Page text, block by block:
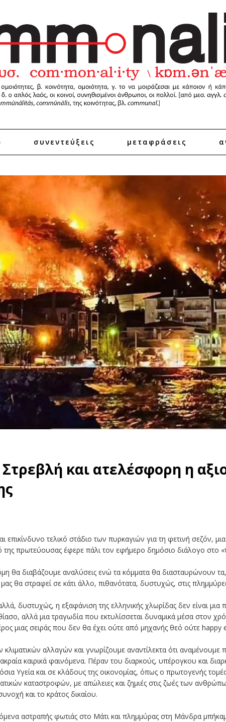
συνεντεύξεις μεταφράσεις
και ατελέσφορη η
τελικό στάδιο των πυρκαγιών για τη φετινή σεζόν,
πρωτεύουσας έφερε πάλι τον εφήμερο δημόσιο διάλογο στο
θα διαβάζουμε αναλύσεις ενώ τα κόμματα θα διασταυρώνουν
θα στραφεί σε κάτι άλλο, πιθανότατα, δυστυχώς, στις
δυστυχώς, η εξαφάνιση της ελληνικής χλωρίδας δεν είναι
αλλά μια τραγωδία που εκτυλίσσεται δυναμικά μέσα στον
μιας σειράς που δεν θα έχει ούτε από μηχανής θεό ούτε happy
κλιματικών αλλαγών και γνωρίζουμε αναντίλεκτα ότι αναμένουμε
καιρικά φαινόμενα. Πέραν του διαρκούς, υπέρογκου και
Υγεία και σε κλάδους της οικονομίας, όπως ο πρωτογενής
καταστροφών, με απώλειες και ζημιές στις ζωές των
και το κράτος δικαίου.
αστραπής φωτιάς στο Μάτι και πλημμύρας στη Μάνδρα